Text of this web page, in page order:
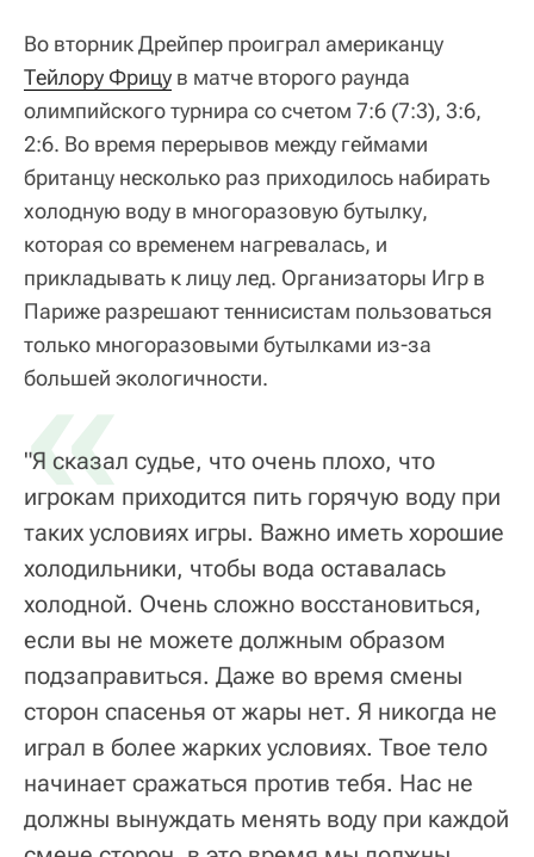
Во вторник Дрейпер проиграл американцу
Тейлору Фрицу в матче второго раунда
олимпийского турнира со счетом 7:6 (7:3), 3:6,
2:6. Во время перерывов между геймами
британцу несколько раз приходилось набирать
холодную воду в многоразовую бутылку,
которая со временем нагревалась, и
прикладывать к лицу лед. Организаторы Игр в
Париже разрешают теннисистам пользоваться
только многоразовыми бутылками из-за
большей экологичности.
«
"Я сказал судье, что очень плохо, что
игрокам приходится пить горячую воду при
таких условиях игры. Важно иметь хорошие
холодильники, чтобы вода оставалась
холодной. Очень сложно восстановиться,
если вы не можете должным образом
подзаправиться. Даже во время смены
сторон спасенья от жары нет. Я никогда не
играл в более жарких условиях. Твое тело
начинает сражаться против тебя. Нас не
должны вынуждать менять воду при каждой